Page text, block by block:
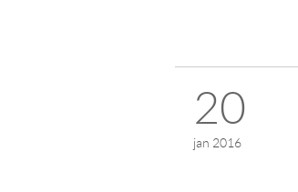
20
jan 2016